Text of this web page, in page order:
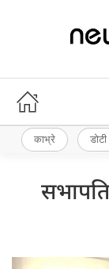
काभ्रे डोटी